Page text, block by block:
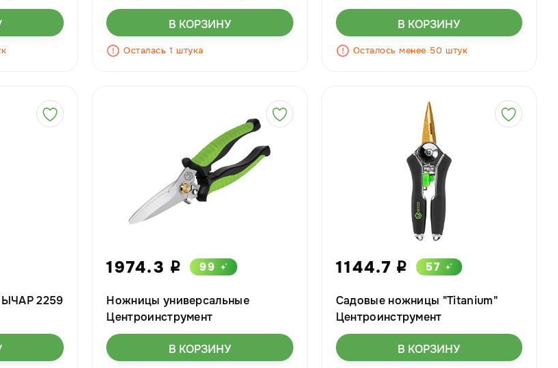
металлические ручки 90см с
изогнутыми лезвиями. Может
использоваться как кусторез,
ножницы для стрижки травы. (6)
В КОРЗИНУ
Осталась 1 штука
В КОРЗИНУ
Осталось менее 50 штук
2259
1974.3 i 99
Ножницы универсальные
Центроинструмент
В КОРЗИНУ
1144.7 i 57
Садовые ножницы "Titanium"
Центроинструмент
В КОРЗИНУ